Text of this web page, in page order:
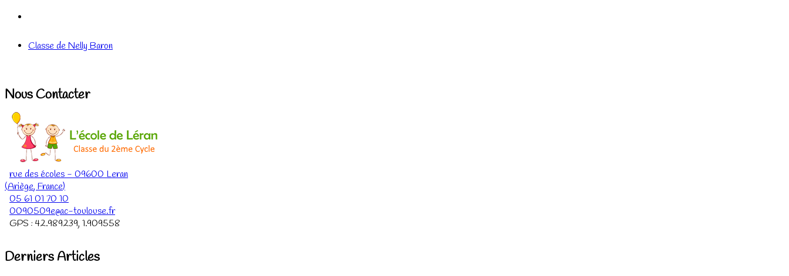
Classe de Nelly Baron
Nous Contacter
rue des écoles - 09600 Leran
(Ariège, France)
05 61 01 70 10
0090509e@ac-toulouse.fr
GPS : 42.989239, 1.909558
Derniers Articles